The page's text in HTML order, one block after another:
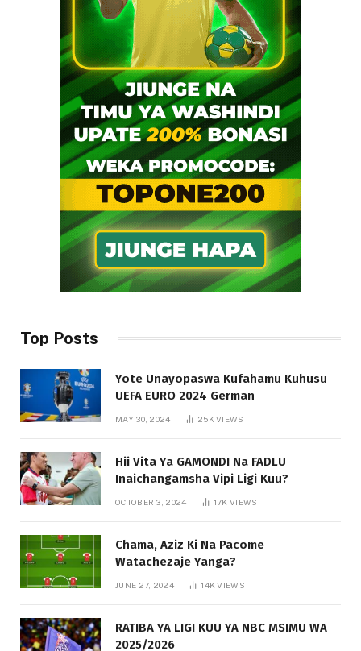
Top Posts
Yote Unayopaswa Kufahamu Kuhusu
UEFA EURO 2024 German
MAY 30, 2024 25KVIEWS
Hii Vita Ya GAMONDI Na FADLU
Inaichangamsha Vipi Ligi Kuu?
OCTOBER 3, 2024 17KVIEWS
Chama, Aziz Ki Na Pacome
Watachezaje Yanga?
JUNE 27, 2024 14KVIEWS
RATIBA YA LIGI KUU YA NBC MSIMU WA
2025/2026